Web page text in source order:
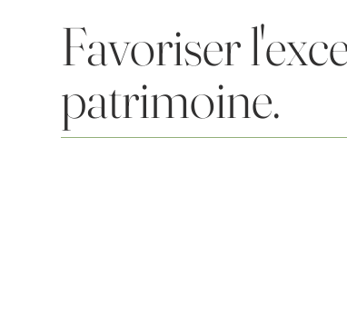
Favoriser
patrimoine.